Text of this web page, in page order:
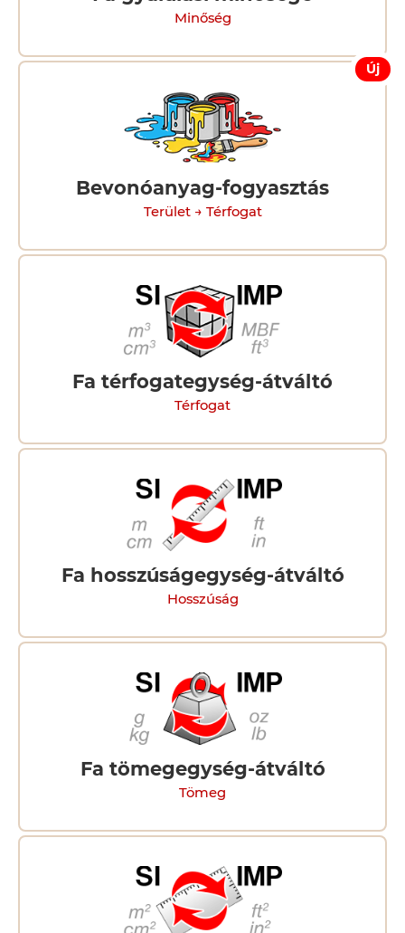
Minőség
Új
Bevonóanyag-fogyasztás
Terület → Térfogat
Fa térfogategység-átváltó
Térfogat
Fa hosszúságegység-átváltó
Hosszúság
Fa tömegegység-átváltó
Tömeg